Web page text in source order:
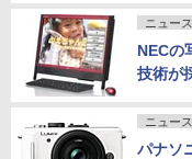
ニュース
NECの
技術が
ニュース
パナソ